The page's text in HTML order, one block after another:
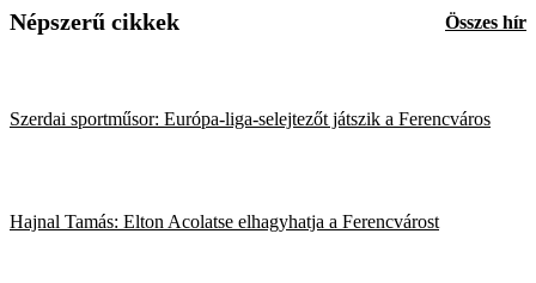
Népszerű cikkek Összes hír
Szerdai sportműsor: Európa-liga-selejtezőt játszik a Ferencváros
Hajnal Tamás: Elton Acolatse elhagyhatja a Ferencvárost